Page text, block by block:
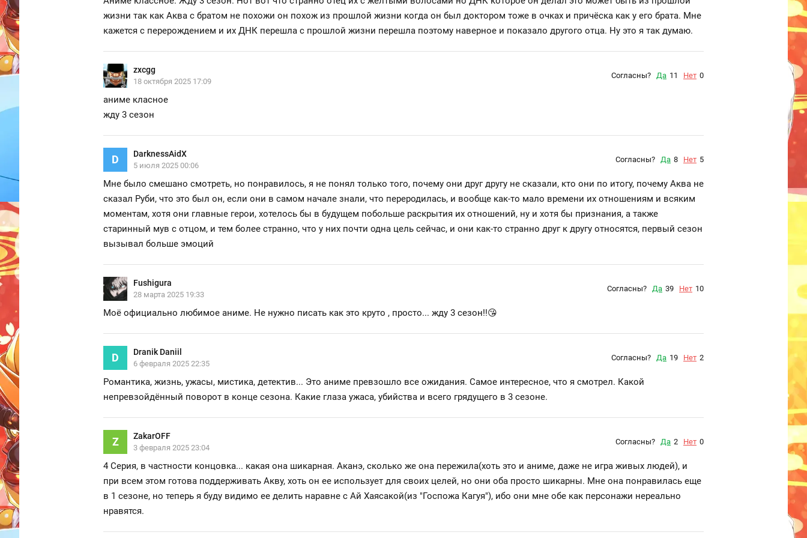
жизни так как Аква с братом не похожи он похож из прошлой жизни когда он был доктором тоже в очках и причёска как у его брата. Мне
кажется с перерождением и их ДНК перешла с прошлой жизни перешла поэтому наверное и показало другого отца. Ну это я так думаю.
zxcgg
18 октября 2025 17:09
Согласны? Да 11 Нет 0
аниме класное
жду 3 сезон
D DarknessAidX
5 июля 2025 00:06
Согласны? Да 8 Нет 5
Мне было смешано смотреть, но понравилось, я не понял только того, почему они друг другу не сказали, кто они по итогу, почему Аква не
сказал Руби, что это был он, если они в самом начале знали, что переродилась, и вообще как-то мало времени их отношениям и всяким
моментам, хотя они главные герои, хотелось бы в будущем побольше раскрытия их отношений, ну и хотя бы признания, а также
старинный мув с отцом, и тем более странно, что у них почти одна цель сейчас, и они как-то странно друг к другу относятся, первый сезон
вызывал больше эмоций
Fushigura
28 марта 2025 19:33
Согласны? Да 39 Нет 10
Моё официально любимое аниме. Не нужно писать как это круто , просто... жду 3 сезон!!😘
D Dranik Daniil
6 февраля 2025 22:35
Согласны? Да 19 Нет 2
Романтика, жизнь, ужасы, мистика, детектив... Это аниме превзошло все ожидания. Самое интересное, что я смотрел. Какой
непревзойдённый поворот в конце сезона. Какие глаза ужаса, убийства и всего грядущего в 3 сезоне.
Z ZakarOFF
3 февраля 2025 23:04
Согласны? Да 2 Нет 0
4 Серия, в частности концовка... какая она шикарная. Аканэ, сколько же она пережила(хоть это и аниме, даже не игра живых людей), и
при всем этом готова поддерживать Акву, хоть он ее использует для своих целей, но они оба просто шикарны. Мне она понравилась еще
в 1 сезоне, но теперь я буду видимо ее делить наравне с Ай Хаясакой(из "Госпожа Кагуя"), ибо они мне обе как персонажи нереально
нравятся.